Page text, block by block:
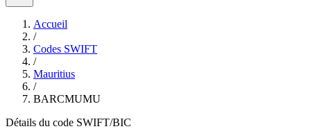
Accueil
/
Codes SWIFT
/
Mauritius
/
BARCMUMU
Détails du code SWIFT/BIC